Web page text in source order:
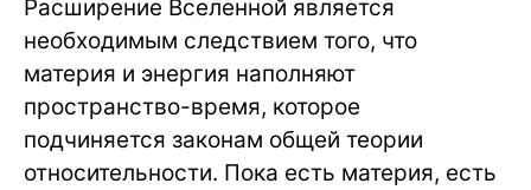
Расширение Вселенной является
необходимым следствием того, что
материя и энергия наполняют
пространство-время, которое
подчиняется законам общей теории
относительности. Пока есть материя, есть